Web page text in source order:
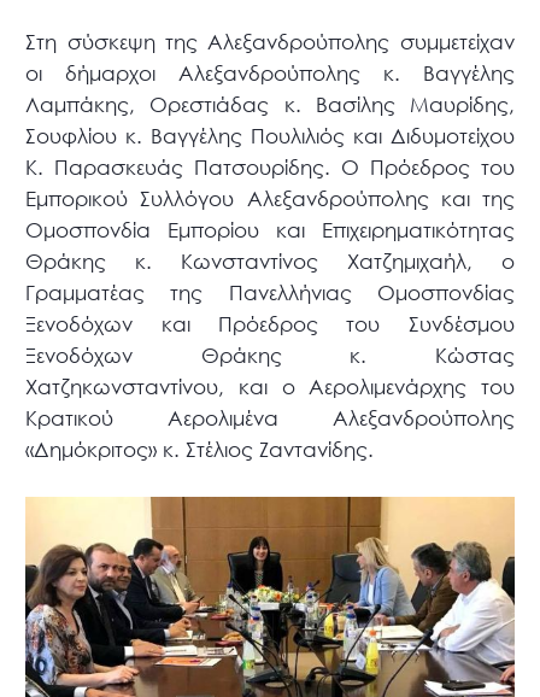
Στη σύσκεψη της Αλεξανδρούπολης συμμετείχαν
οι δήμαρχοι Αλεξανδρούπολης κ. Βαγγέλης
Λαμπάκης, Ορεστιάδας κ. Βασίλης Μαυρίδης,
Σουφλίου κ. Βαγγέλης Πουλιλιός και Διδυμοτείχου
Κ. Παρασκευάς Πατσουρίδης. Ο Πρόεδρος του
Εμπορικού Συλλόγου Αλεξανδρούπολης και της
Ομοσπονδία Εμπορίου και Επιχειρηματικότητας
Θράκης κ. Κωνσταντίνος Χατζημιχαήλ, ο
Γραμματέας της Πανελλήνιας Ομοσπονδίας
Ξενοδόχων και Πρόεδρος του Συνδέσμου
Ξενοδόχων Θράκης κ. Κώστας
Χατζηκωνσταντίνου, και ο Αερολιμενάρχης του
Κρατικού Αερολιμένα Αλεξανδρούπολης
«Δημόκριτος» κ. Στέλιος Ζαντανίδης.